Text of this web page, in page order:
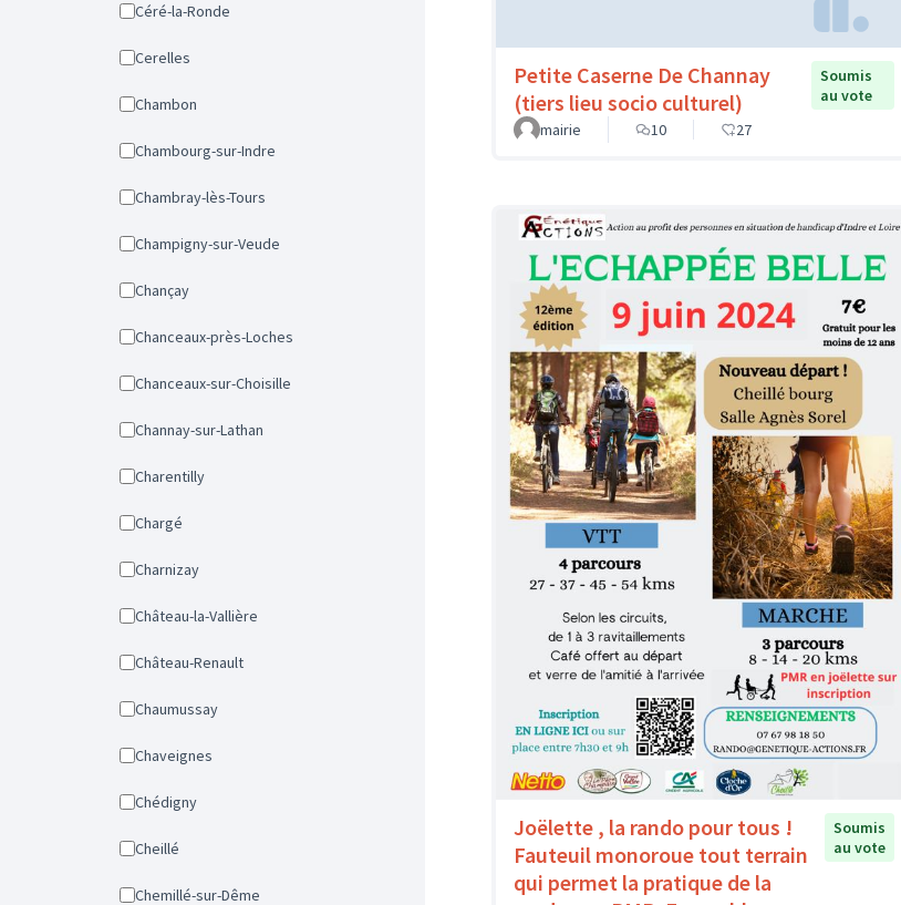
Céré-la-Ronde
Cerelles
Chambon
Chambourg-sur-Indre
Chambray-lès-Tours
Champigny-sur-Veude
Chançay
Chanceaux-près-Loches
Chanceaux-sur-Choisille
Channay-sur-Lathan
Charentilly
Chargé
Charnizay
Château-la-Vallière
Château-Renault
Chaumussay
Chaveignes
Chédigny
Cheillé
Chemillé-sur-Dême
Petite Caserne De Channay
(tiers lieu socio culturel)
Soumis
au vote
mairie
10 27
Joëlette , la rando pour tous !
Fauteuil monoroue tout terrain
qui permet la pratique de la
Soumis
au vote